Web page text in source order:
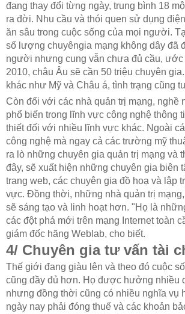
đang thay đổi từng ngày, trung bình 18
ra đời. Nhu cầu và thói quen sử dụng
ăn sâu trong cuộc sống của mọi người.
số lượng chuyêngia mạng không dây đã
người nhưng cung vẫn chưa đủ cầu, ước
2010, châu Âu sẽ cần 50 triệu chuyên
khác như Mỹ và Châu á, tình trạng cũng
Còn đối với các nhà quản trị mạng, nghề
phổ biến trong lĩnh vực công nghệ thông
thiết đối với nhiều lĩnh vực khác. Ngoài
công nghệ mà ngay cả các trường mỹ
ra lò những chuyên gia quản trị mạng và
đây, sẽ xuất hiện những chuyên gia biên
trang web, các chuyên gia đồ hoạ và lập
vực. Đồng thời, những nhà quản trị
sẽ sáng tạo và linh hoạt hơn. "Họ là
các đột phá mới trên mạng Internet toàn
giám đốc hãng Weblab, cho biết.
4/ Chuyên gia tư vấn tài
Thế giới đang giàu lên và theo đó cuộc
cũng đầy đủ hơn. Họ được hưởng nhiều
nhưng đồng thời cũng có nhiều nghĩa vụ
ngày nay phải đóng thuế và các khoản